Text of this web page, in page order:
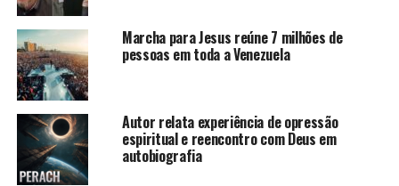
Marcha para Jesus reúne 7 milhões de
pessoas em toda a Venezuela
Autor relata experiência de opressão
espiritual e reencontro com Deus em
autobiografia